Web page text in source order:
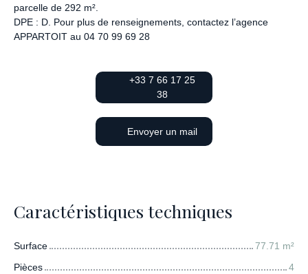
parcelle de 292 m².
DPE : D. Pour plus de renseignements, contactez l’agence
APPARTOIT au 04 70 99 69 28
+33 7 66 17 25
38
Envoyer un mail
Caractéristiques techniques
Surface 77.71 m²
Pièces
4